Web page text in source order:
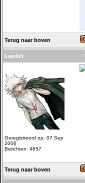
Terug naar boven
Lawliet
Geregistreerd op: 07 Sep
2006
Berichten: 4857
Terug naar boven